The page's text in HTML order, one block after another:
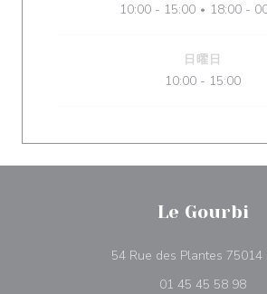
10:00 - 15:00 • 18:00 -
日曜日
10:00 - 15:00
Le Gourbi
54 Rue des Plantes 75014
01 45 45 58 98